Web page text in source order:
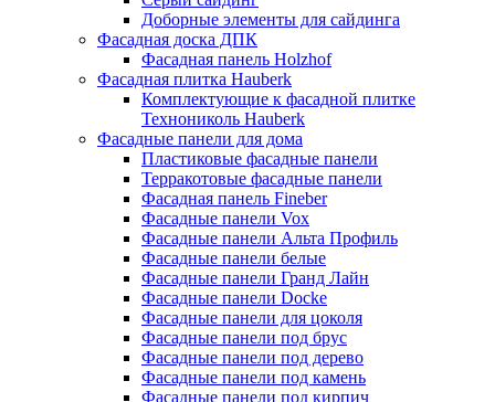
Доборные элементы для сайдинга
Фасадная доска ДПК
Фасадная панель Holzhof
Фасадная плитка Hauberk
Комплектующие к фасадной плитке
Технониколь Hauberk
Фасадные панели для дома
Пластиковые фасадные панели
Терракотовые фасадные панели
Фасадная панель Fineber
Фасадные панели Vox
Фасадные панели Альта Профиль
Фасадные панели белые
Фасадные панели Гранд Лайн
Фасадные панели Docke
Фасадные панели для цоколя
Фасадные панели под брус
Фасадные панели под дерево
Фасадные панели под камень
Фасадные панели под кирпич